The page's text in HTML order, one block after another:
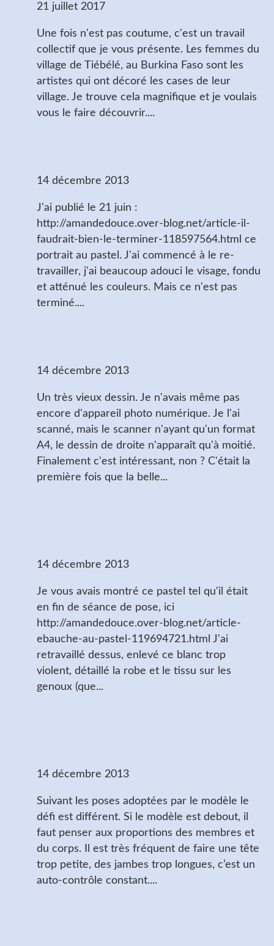
21 juillet 2017
Une fois n'est pas coutume, c'est un travail
collectif que je vous présente. Les femmes du
village de Tiébélé, au Burkina Faso sont les
artistes qui ont décoré les cases de leur
village. Je trouve cela magnifique et je voulais
vous le faire découvrir....
14 décembre 2013
J'ai publié le 21 juin :
http://amandedouce.over-blog.net/article-il-
faudrait-bien-le-terminer-118597564.html ce
portrait au pastel. J'ai commencé à le re-
travailler, j'ai beaucoup adouci le visage, fondu
et atténué les couleurs. Mais ce n'est pas
terminé....
14 décembre 2013
Un très vieux dessin. Je n'avais même pas
encore d'appareil photo numérique. Je l'ai
scanné, mais le scanner n'ayant qu'un format
A4, le dessin de droite n'apparaît qu'à moitié.
Finalement c'est intéressant, non ? C'était la
première fois que la belle...
14 décembre 2013
Je vous avais montré ce pastel tel qu'il était
en fin de séance de pose, ici
http://amandedouce.over-blog.net/article-
ebauche-au-pastel-119694721.html J'ai
retravaillé dessus, enlevé ce blanc trop
violent, détaillé la robe et le tissu sur les
genoux (que...
14 décembre 2013
Suivant les poses adoptées par le modèle le
défi est différent. Si le modèle est debout, il
faut penser aux proportions des membres et
du corps. Il est très fréquent de faire une tête
trop petite, des jambes trop longues, c’est un
auto-contrôle constant....